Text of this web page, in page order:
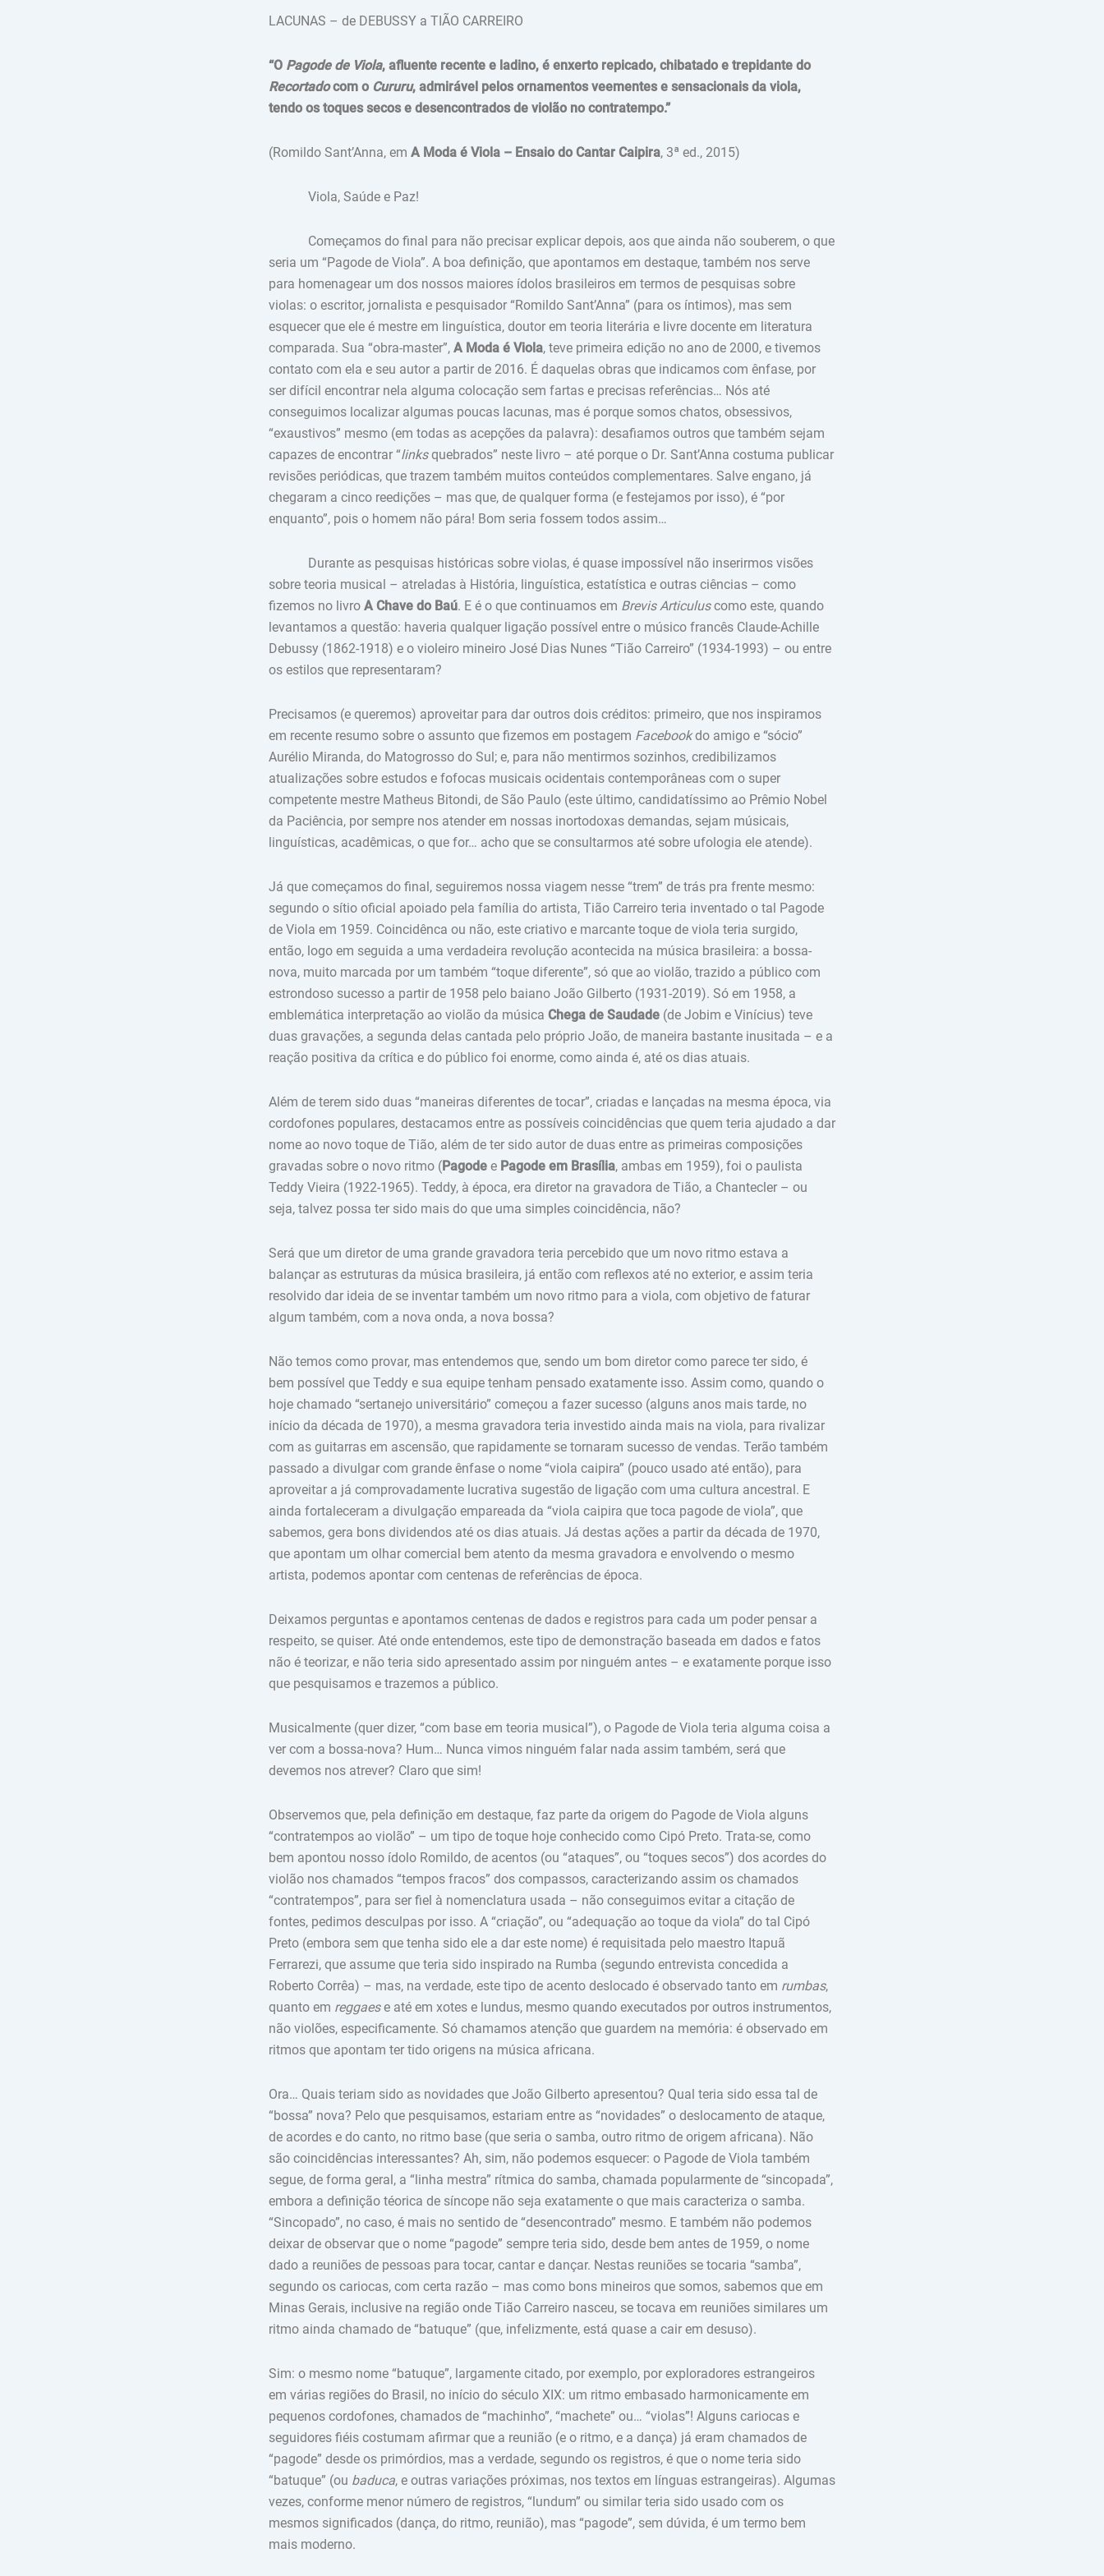
LACUNAS – de DEBUSSY a TIÃO CARREIRO
“O Pagode de Viola, afluente recente e ladino, é enxerto repicado, chibatado e trepidante do
Recortadocom o Cururu, admirável pelos ornamentos veementes e sensacionais da viola,
tendo os toques secos e desencontrados de violão no contratempo.”
(Romildo Sant’Anna, em A Moda é Viola – Ensaio do Cantar Caipira, 3ª ed., 2015)
Viola, Saúde e Paz!
Começamos do final para não precisar explicar depois, aos que ainda não souberem, o que
seria um “Pagode de Viola”. A boa definição, que apontamos em destaque, também nos serve
para homenagear um dos nossos maiores ídolos brasileiros em termos de pesquisas sobre
violas: o escritor, jornalista e pesquisador “Romildo Sant’Anna” (para os íntimos), mas sem
esquecer que ele é mestre em linguística, doutor em teoria literária e livre docente em literatura
comparada. Sua “obra-master”, A Moda é Viola, teve primeira edição no ano de 2000, e tivemos
contato com ela e seu autor a partir de 2016. É daquelas obras que indicamos com ênfase, por
ser difícil encontrar nela alguma colocação sem fartas e precisas referências… Nós até
conseguimos localizar algumas poucas lacunas, mas é porque somos chatos, obsessivos,
“exaustivos” mesmo (em todas as acepções da palavra): desafiamos outros que também sejam
capazes de encontrar “linksquebrados” neste livro – até porque o Dr. Sant’Anna costuma publicar
revisões periódicas, que trazem também muitos conteúdos complementares. Salve engano, já
chegaram a cinco reedições – mas que, de qualquer forma (e festejamos por isso), é “por
enquanto”, pois o homem não pára! Bom seria fossem todos assim…
Durante as pesquisas históricas sobre violas, é quase impossível não inserirmos visões
sobre teoria musical – atreladas à História, linguística, estatística e outras ciências – como
fizemos no livro A Chave do Baú. E é o que continuamos em Brevis Articuluscomo este, quando
levantamos a questão: haveria qualquer ligação possível entre o músico francês Claude-Achille
Debussy (1862-1918) e o violeiro mineiro José Dias Nunes “Tião Carreiro” (1934-1993) – ou entre
os estilos que representaram?
Precisamos (e queremos) aproveitar para dar outros dois créditos: primeiro, que nos inspiramos
em recente resumo sobre o assunto que fizemos em postagem Facebookdo amigo e “sócio”
Aurélio Miranda, do Matogrosso do Sul; e, para não mentirmos sozinhos, credibilizamos
atualizações sobre estudos e fofocas musicais ocidentais contemporâneas com o super
competente mestre Matheus Bitondi, de São Paulo (este último, candidatíssimo ao Prêmio Nobel
da Paciência, por sempre nos atender em nossas inortodoxas demandas, sejam músicais,
linguísticas, acadêmicas, o que for… acho que se consultarmos até sobre ufologia ele atende).
Já que começamos do final, seguiremos nossa viagem nesse “trem” de trás pra frente mesmo:
segundo o sítio oficial apoiado pela família do artista, Tião Carreiro teria inventado o tal Pagode
de Viola em 1959. Coincidênca ou não, este criativo e marcante toque de viola teria surgido,
então, logo em seguida a uma verdadeira revolução acontecida na música brasileira: a bossa-
nova, muito marcada por um também “toque diferente”, só que ao violão, trazido a público com
estrondoso sucesso a partir de 1958 pelo baiano João Gilberto (1931-2019). Só em 1958, a
emblemática interpretação ao violão da música Chega de Saudade (de Jobim e Vinícius) teve
duas gravações, a segunda delas cantada pelo próprio João, de maneira bastante inusitada – e a
reação positiva da crítica e do público foi enorme, como ainda é, até os dias atuais.
Além de terem sido duas “maneiras diferentes de tocar”, criadas e lançadas na mesma época, via
cordofones populares, destacamos entre as possíveis coincidências que quem teria ajudado a dar
nome ao novo toque de Tião, além de ter sido autor de duas entre as primeiras composições
gravadas sobre o novo ritmo (Pagode e Pagode em Brasília, ambas em 1959), foi o paulista
Teddy Vieira (1922-1965). Teddy, à época, era diretor na gravadora de Tião, a Chantecler – ou
seja, talvez possa ter sido mais do que uma simples coincidência, não?
Será que um diretor de uma grande gravadora teria percebido que um novo ritmo estava a
balançar as estruturas da música brasileira, já então com reflexos até no exterior, e assim teria
resolvido dar ideia de se inventar também um novo ritmo para a viola, com objetivo de faturar
algum também, com a nova onda, a nova bossa?
Não temos como provar, mas entendemos que, sendo um bom diretor como parece ter sido, é
bem possível que Teddy e sua equipe tenham pensado exatamente isso. Assim como, quando o
hoje chamado “sertanejo universitário” começou a fazer sucesso (alguns anos mais tarde, no
início da década de 1970), a mesma gravadora teria investido ainda mais na viola, para rivalizar
com as guitarras em ascensão, que rapidamente se tornaram sucesso de vendas. Terão também
passado a divulgar com grande ênfase o nome “viola caipira” (pouco usado até então), para
aproveitar a já comprovadamente lucrativa sugestão de ligação com uma cultura ancestral. E
ainda fortaleceram a divulgação empareada da “viola caipira que toca pagode de viola”, que
sabemos, gera bons dividendos até os dias atuais. Já destas ações a partir da década de 1970,
que apontam um olhar comercial bem atento da mesma gravadora e envolvendo o mesmo
artista, podemos apontar com centenas de referências de época.
Deixamos perguntas e apontamos centenas de dados e registros para cada um poder pensar a
respeito, se quiser. Até onde entendemos, este tipo de demonstração baseada em dados e fatos
não é teorizar, e não teria sido apresentado assim por ninguém antes – e exatamente porque isso
que pesquisamos e trazemos a público.
Musicalmente (quer dizer, “com base em teoria musical”), o Pagode de Viola teria alguma coisa a
ver com a bossa-nova? Hum… Nunca vimos ninguém falar nada assim também, será que
devemos nos atrever? Claro que sim!
Observemos que, pela definição em destaque, faz parte da origem do Pagode de Viola alguns
“contratempos ao violão” – um tipo de toque hoje conhecido como Cipó Preto. Trata-se, como
bem apontou nosso ídolo Romildo, de acentos (ou “ataques”, ou “toques secos”) dos acordes do
violão nos chamados “tempos fracos” dos compassos, caracterizando assim os chamados
“contratempos”, para ser fiel à nomenclatura usada – não conseguimos evitar a citação de
fontes, pedimos desculpas por isso. A “criação”, ou “adequação ao toque da viola” do tal Cipó
Preto (embora sem que tenha sido ele a dar este nome) é requisitada pelo maestro Itapuã
Ferrarezi, que assume que teria sido inspirado na Rumba (segundo entrevista concedida a
Roberto Corrêa) – mas, na verdade, este tipo de acento deslocado é observado tanto em rumbas,
quanto em reggaese até em xotes e lundus, mesmo quando executados por outros instrumentos,
não violões, especificamente. Só chamamos atenção que guardem na memória: é observado em
ritmos que apontam ter tido origens na música africana.
Ora… Quais teriam sido as novidades que João Gilberto apresentou? Qual teria sido essa tal de
“bossa” nova? Pelo que pesquisamos, estariam entre as “novidades” o deslocamento de ataque,
de acordes e do canto, no ritmo base (que seria o samba, outro ritmo de origem africana). Não
são coincidências interessantes? Ah, sim, não podemos esquecer: o Pagode de Viola também
segue, de forma geral, a “linha mestra” rítmica do samba, chamada popularmente de “sincopada”,
embora a definição téorica de síncope não seja exatamente o que mais caracteriza o samba.
“Sincopado”, no caso, é mais no sentido de “desencontrado” mesmo. E também não podemos
deixar de observar que o nome “pagode” sempre teria sido, desde bem antes de 1959, o nome
dado a reuniões de pessoas para tocar, cantar e dançar. Nestas reuniões se tocaria “samba”,
segundo os cariocas, com certa razão – mas como bons mineiros que somos, sabemos que em
Minas Gerais, inclusive na região onde Tião Carreiro nasceu, se tocava em reuniões similares um
ritmo ainda chamado de “batuque” (que, infelizmente, está quase a cair em desuso).
Sim: o mesmo nome “batuque”, largamente citado, por exemplo, por exploradores estrangeiros
em várias regiões do Brasil, no início do século XIX: um ritmo embasado harmonicamente em
pequenos cordofones, chamados de “machinho”, “machete” ou… “violas”! Alguns cariocas e
seguidores fiéis costumam afirmar que a reunião (e o ritmo, e a dança) já eram chamados de
“pagode” desde os primórdios, mas a verdade, segundo os registros, é que o nome teria sido
“batuque” (ou baduca, e outras variações próximas, nos textos em línguas estrangeiras). Algumas
vezes, conforme menor número de registros, “lundum” ou similar teria sido usado com os
mesmos significados (dança, do ritmo, reunião), mas “pagode”, sem dúvida, é um termo bem
mais moderno.